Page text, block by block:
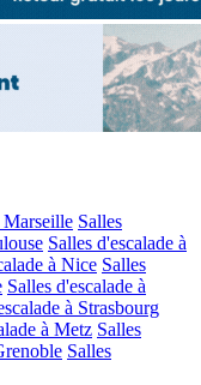
Marseille Salles
Salles d'escalade à
à Nice Salles
Salles d'escalade à
à Strasbourg
à Metz Salles
Salles